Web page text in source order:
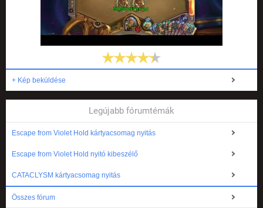
+ Kép beküldése
Legújabb fórumtémák
Escape from Violet Hold kártyacsomag nyitás
Escape from Violet Hold nyitó kibeszélő
CATACLYSM kártyacsomag nyitás
Összes fórum